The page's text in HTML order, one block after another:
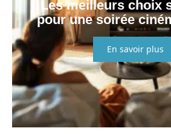
Les meilleurs choix
pour une soirée
En savoir plus